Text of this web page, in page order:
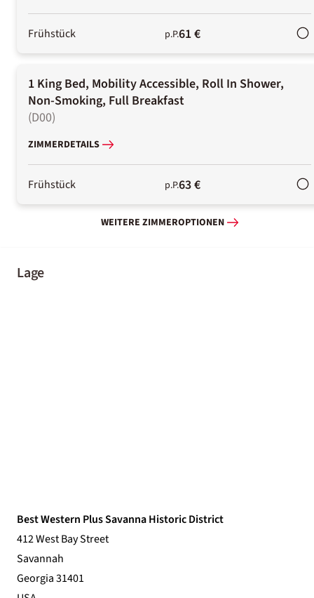
Frühstück p.P.61 €
1 King Bed, Mobility Accessible, Roll In Shower,
Non-Smoking, Full Breakfast
(D00)
ZIMMERDETAILS
Frühstück p.P.63 €
WEITERE ZIMMEROPTIONEN
Lage
Best Western Plus Savanna Historic District
412 West Bay Street
Savannah
Georgia 31401